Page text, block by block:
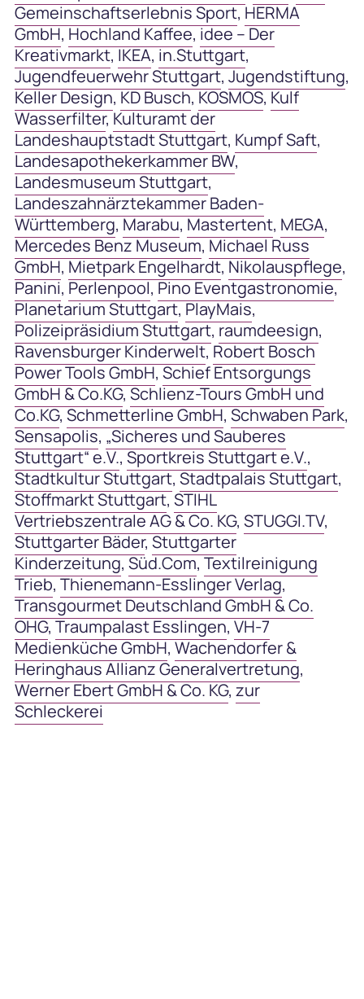
Gemeinschaftserlebnis Sport,HERMA
GmbH,Hochland Kaffee,idee – Der
Kreativmarkt,IKEA,in.Stuttgart,
Jugendfeuerwehr Stuttgart,Jugendstiftung,
Keller Design,KD Busch,KOSMOS,Kulf
Wasserfilter,Kulturamt der
Landeshauptstadt Stuttgart, Kumpf Saft,
Landesapothekerkammer BW,
Landesmuseum Stuttgart,
Landeszahnärztekammer Baden-
Württemberg,Marabu,Mastertent, MEGA,
Mercedes Benz Museum,Michael Russ
GmbH,Mietpark Engelhardt,Nikolauspflege,
Panini, Perlenpool,Pino Eventgastronomie,
Planetarium Stuttgart,PlayMais,
Polizeipräsidium Stuttgart,raumdeesign,
Ravensburger Kinderwelt,Robert Bosch
Power Tools GmbH,Schief Entsorgungs
GmbH & Co.KG,Schlienz-Tours GmbH und
Co.KG,Schmetterline GmbH,Schwaben Park,
Sensapolis,„Sicheres und Sauberes
Stuttgart“ e.V.,Sportkreis Stuttgart e.V.,
Stadtkultur Stuttgart,Stadtpalais Stuttgart,
Stoffmarkt Stuttgart,STIHL
Vertriebszentrale AG & Co. KG, STUGGI.TV,
Stuttgarter Bäder,Stuttgarter
Kinderzeitung,Süd.Com,Textilreinigung
Trieb,Thienemann-Esslinger Verlag,
Transgourmet Deutschland GmbH & Co.
OHG,Traumpalast Esslingen,VH-7
Medienküche GmbH,Wachendorfer &
Heringhaus Allianz Generalvertretung,
Werner Ebert GmbH & Co. KG,zur
Schleckerei